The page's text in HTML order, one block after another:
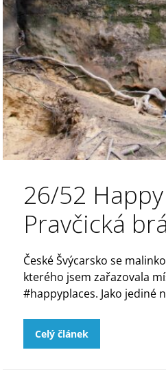
26/52
Pravčická
České Švýcarsko se
kterého jsem zařazovala
#happyplaces. Jako jediné
Celý článek